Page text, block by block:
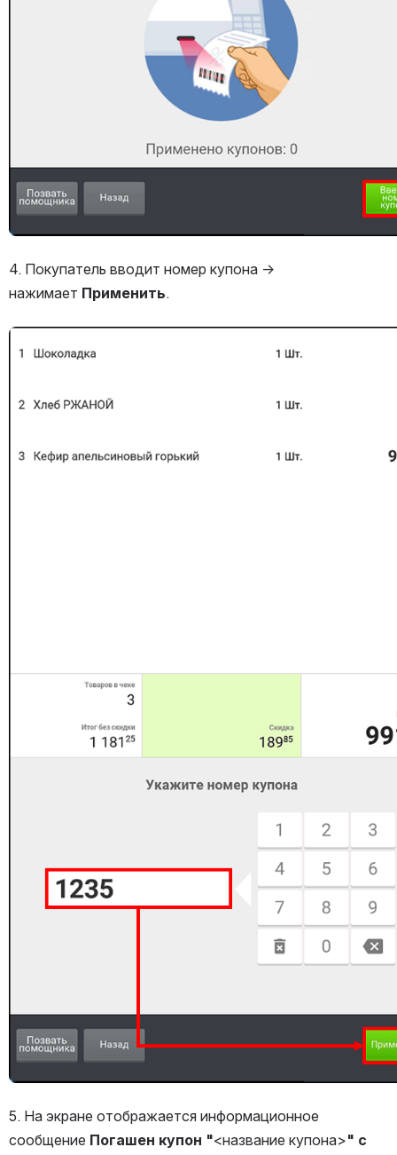
4. Покупатель вводит номер купона →
нажимает Применить.
5. На экране отображается информационное
сообщение Погашен купон "<название купона>" с